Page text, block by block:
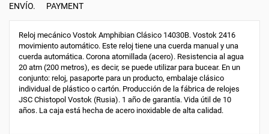
ENVÍO. PAYMENT
Reloj mecánico Vostok Amphibian Clásico 14030B. Vostok 2416
movimiento automático. Este reloj tiene una cuerda manual y una
cuerda automática. Corona atornillada (acero). Resistencia al agua
20 atm (200 metros), es decir, se puede utilizar para bucear. En un
conjunto: reloj, pasaporte para un producto, embalaje clásico
individual de plástico o cartón. Producción de la fábrica de relojes
JSC Chistopol Vostok (Rusia). 1 año de garantía. Vida útil de 10
años. La caja está hecha de acero inoxidable de alta calidad.